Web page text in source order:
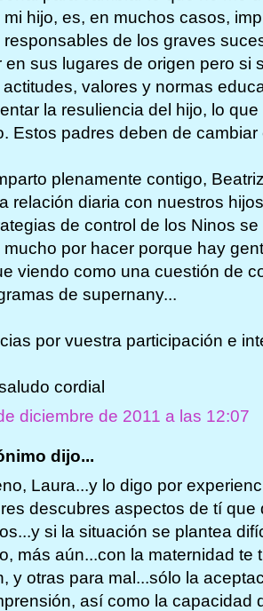
mi hijo, es, en muchos casos,
responsables de los graves
en sus lugares de origen pero si
valores y normas
la resuliencia del hijo, lo
Estos padres deben de cambiar
plenamente contigo,
relación diaria con nuestros
de control de los Ninos
mucho por hacer porque hay
viendo como una cuestión de
de supernany...
por vuestra participación e
cordial
diciembre de 2011 a las 12:07
dijo...
Laura...y lo digo por
descubres aspectos de tí
si la situación se plantea
más aún...con la maternidad te
y otras para mal...sólo la
así como la capacidad